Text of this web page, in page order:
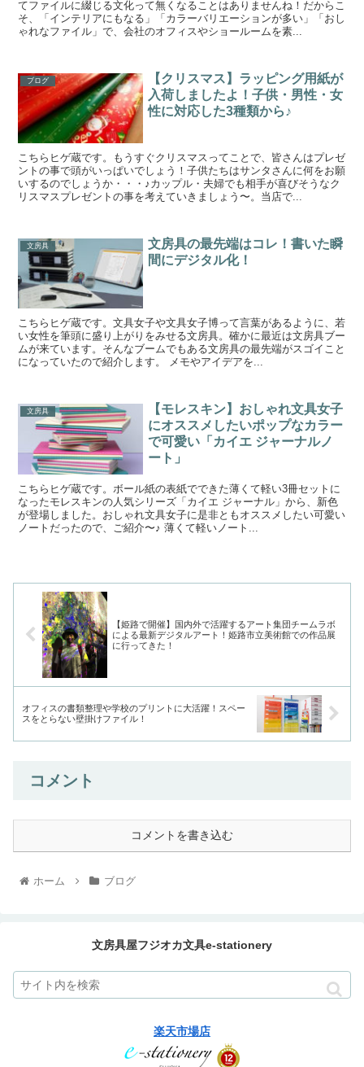
てファイルに綴じる文化って無くなることはありませんね！だからこ
そ、「インテリアにもなる」「カラーバリエーションが多い」「おし
ゃれなファイル」で、会社のオフィスやショールームを素...
ブログ
【クリスマス】ラッピング用紙が
入荷しましたよ！子供・男性・女
性に対応した3種類から♪
こちらヒゲ蔵です。もうすぐクリスマスってことで、皆さんはプレゼ
ントの事で頭がいっぱいでしょう！子供たちはサンタさんに何をお願
いするのでしょうか・・・♪カップル・夫婦でも相手が喜びそうなク
リスマスプレゼントの事を考えていきましょう〜。当店で...
文房具
文房具の最先端はコレ！書いた瞬
間にデジタル化！
こちらヒゲ蔵です。文具女子や文具女子博って言葉があるように、若
い女性を筆頭に盛り上がりをみせる文房具。確かに最近は文房具ブー
ムが来ています。そんなブームでもある文房具の最先端がスゴイこと
になっていたので紹介します。 メモやアイデアを...
文房具
【モレスキン】おしゃれ文具女子
にオススメしたいポップなカラー
で可愛い「カイエ ジャーナルノ
ート」
こちらヒゲ蔵です。ボール紙の表紙でできた薄くて軽い3冊セットに
なったモレスキンの人気シリーズ「カイエ ジャーナル」から、新色
が登場しました。おしゃれ文具女子に是非ともオススメしたい可愛い
ノートだったので、ご紹介〜♪ 薄くて軽いノート...
【姫路で開催】国内外で活躍するアート集団チームラボ
による最新デジタルアート！姫路市立美術館での作品展
に行ってきた！
オフィスの書類整理や学校のプリントに大活躍！スペー
スをとらない壁掛けファイル！
コメント
コメントを書き込む
ホーム ブログ
文房具屋フジオカ文具e-stationery
楽天市場店